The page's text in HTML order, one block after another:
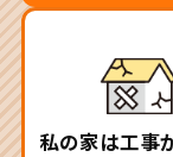
私の家は工事